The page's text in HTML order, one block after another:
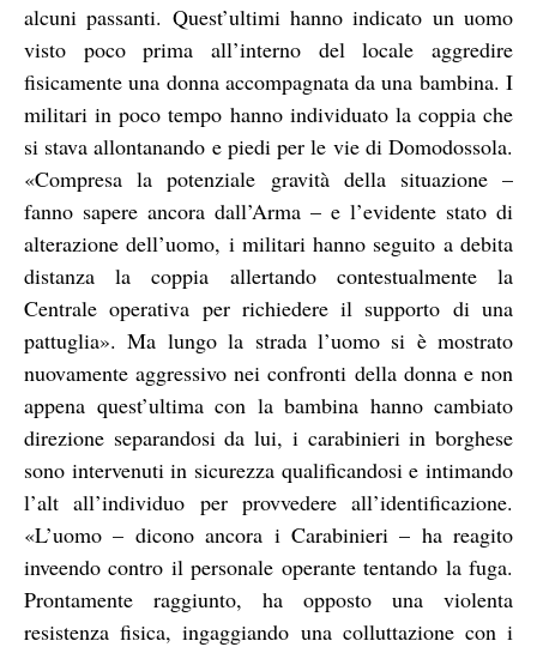
alcuni passanti. Quest’ultimi hanno indicato un uomo
visto poco prima all’interno del locale aggredire
fisicamente una donna accompagnata da una bambina. I
militari in poco tempo hanno individuato la coppia che
si stava allontanando e piedi per le vie di Domodossola.
«Compresa la potenziale gravità della situazione –
fanno sapere ancora dall’Arma – e l’evidente stato di
alterazione dell’uomo, i militari hanno seguito a debita
distanza la coppia allertando contestualmente la
Centrale operativa per richiedere il supporto di una
pattuglia». Ma lungo la strada l’uomo si è mostrato
nuovamente aggressivo nei confronti della donna e non
appena quest’ultima con la bambina hanno cambiato
direzione separandosi da lui, i carabinieri in borghese
sono intervenuti in sicurezza qualificandosi e intimando
l’alt all’individuo per provvedere all’identificazione.
«L’uomo – dicono ancora i Carabinieri – ha reagito
inveendo contro il personale operante tentando la fuga.
Prontamente raggiunto, ha opposto una violenta
resistenza fisica, ingaggiando una colluttazione con i